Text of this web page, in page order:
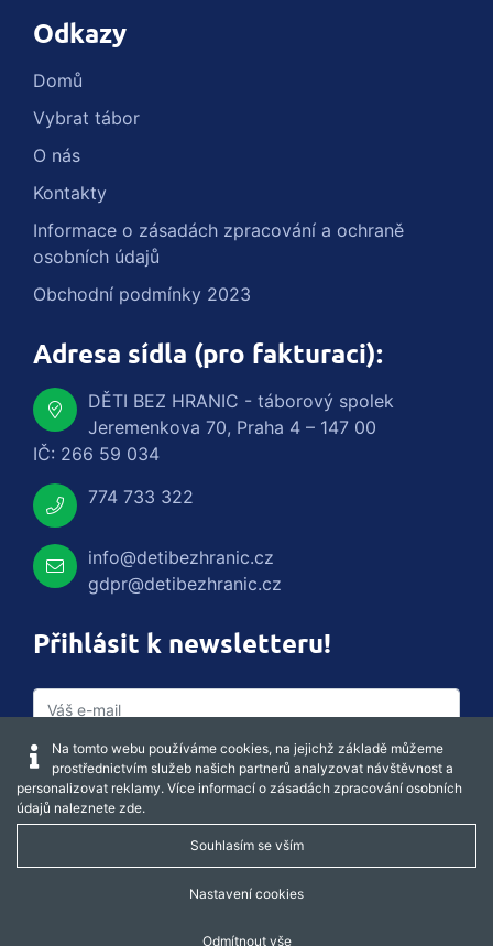
Odkazy
Domů
Vybrat tábor
O nás
Kontakty
Informace o zásadách zpracování a ochraně
osobních údajů
Obchodní podmínky 2023
Adresa sídla (pro fakturaci):
DĚTI BEZ HRANIC - táborový spolek
Jeremenkova 70, Praha 4 – 147 00
IČ: 266 59 034
774 733 322
info@detibezhranic.cz
gdpr@detibezhranic.cz
Přihlásit k newsletteru!
Captcha obnovit
Na tomto webu používáme cookies, na jejichž základě můžeme
prostřednictvím služeb našich partnerů analyzovat návštěvnost a
personalizovat reklamy. Více informací o zásadách zpracování osobních
údajů naleznete zde.
Souhlasím se vším
Nastavení cookies
Odmítnout vše